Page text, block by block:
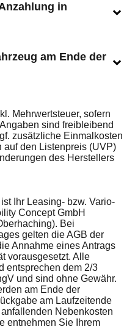
in
am Ende der
Mehrwertsteuer, sofern
sind freibleibend
zusätzliche Einmalkosten
den Listenpreis (UVP)
des Herstellers
Ihr Leasing- bzw. Vario-
Concept GmbH
Bei
gelten die AGB der
Annahme eines Antrags
vorausgesetzt. Alle
entsprechen dem 2/3
und sind ohne Gewähr.
am Ende der
am Laufzeitende
Nebenkosten
entnehmen Sie Ihrem